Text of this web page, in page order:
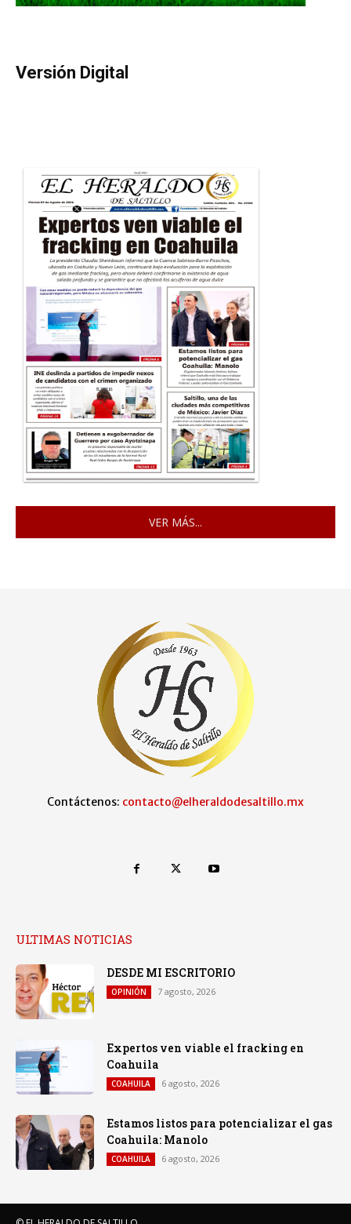
Versión Digital
VER MÁS...
Contáctenos: contacto@elheraldodesaltillo.mx
ULTIMAS NOTICIAS
DESDE MI ESCRITORIO
OPINIÓN 7 agosto, 2026
Expertos ven viable el fracking en
Coahuila
COAHUILA 6 agosto, 2026
Estamos listos para potencializar el gas
Coahuila: Manolo
COAHUILA 6 agosto, 2026